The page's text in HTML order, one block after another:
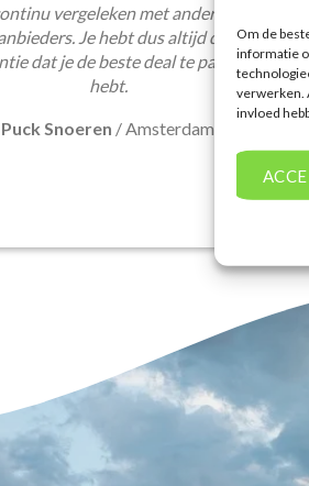
Om de
informatie
verwerken.
invloed
vergeleken met andere
Je hebt dus altijd de
dat je de beste deal te pakken
hebt.
Puck Snoeren / Amsterdam